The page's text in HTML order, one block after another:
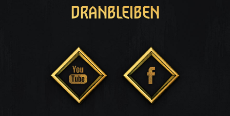
DRANBLEIBEN